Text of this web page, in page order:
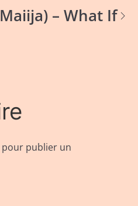
– What If
pour publier un